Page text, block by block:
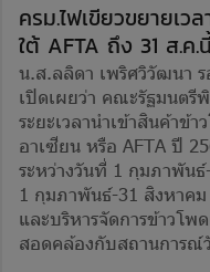
ครม.ไฟเขียวขยายเว
ใต้ AFTA ถึง 31 ส.ค.
น.ส.ลลิดา เพริศวิวัฒนา
เปิดเผยว่า คณะรัฐมนตรี
ระยะเวลานำเข้าสินค้าข้
อาเซียน หรือ AFTA ปี
ระหว่างวันที่ 1 กุมภาพัน
1 กุมภาพันธ์-31 สิงหาค
และบริหารจัดการข้าวโ
สอดคล้องกับสถานการณ์